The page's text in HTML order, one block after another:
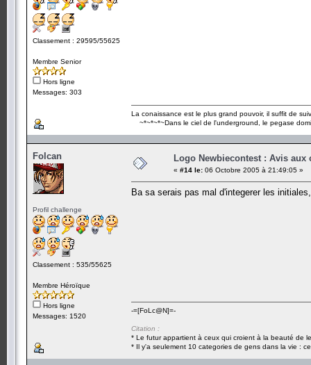
Classement : 29595/55625
Membre Senior
Hors ligne
Messages: 303
La conaissance est le plus grand pouvoir, il suffit de
~*~*~*~Dans le ciel de l'underground, le pegase
Folcan
Profil challenge
Classement : 535/55625
Membre Héroïque
Hors ligne
Messages: 1520
Logo Newbiecontest : Avis aux
« #14 le: 06 Octobre 2005 à 21:49:05 »
Ba sa serais pas mal d'integerer les
-=[FoLc@N]=-
Citation :
* Le futur appartient à ceux qui croient à la beauté de
* Il y'a seulement 10 categories de gens dans la vie :